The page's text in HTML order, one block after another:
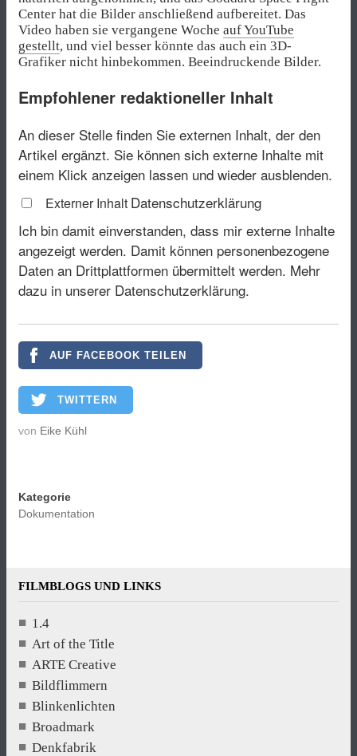
Center hat die Bilder anschließend aufbereitet. Das
Video haben sie vergangene Woche auf YouTube
gestellt, und viel besser könnte das auch ein 3D-
Grafiker nicht hinbekommen. Beeindruckende Bilder.
Empfohlener redaktioneller Inhalt
An dieser Stelle finden Sie externen Inhalt, der den
Artikel ergänzt. Sie können sich externe Inhalte mit
einem Klick anzeigen lassen und wieder ausblenden.
Externer Inhalt Datenschutzerklärung
Ich bin damit einverstanden, dass mir externe Inhalte
angezeigt werden. Damit können personenbezogene
Daten an Drittplattformen übermittelt werden. Mehr
dazu in unserer Datenschutzerklärung.
AUF FACEBOOK TEILEN
TWITTERN
von Eike Kühl
Kategorie
Dokumentation
FILMBLOGS UND LINKS
1.4
Art of the Title
ARTE Creative
Bildflimmern
Blinkenlichten
Broadmark
Denkfabrik